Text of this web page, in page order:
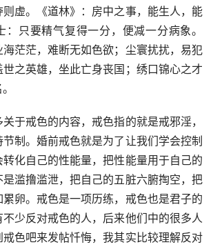
虚。《道林》：房中之事，能生人，能
：只要精气复得一分，便减一分病象。
海茫茫，难断无如色欲；尘寰扰扰，易犯
之英雄，坐此亡身丧国；绣口锦心之才
于戒色的内容，戒色指的就是戒邪淫，
制。婚前戒色就是为了让我们学会控制
化自己的性能量，把性能量用于自己的
滥撸滥泄，把自己的五脏六腑掏空，把
卵。戒色是一项历练，戒色也是君子的
少反对戒色的人，后来他们中的很多人
色吧来发帖忏悔，我其实比较理解反对